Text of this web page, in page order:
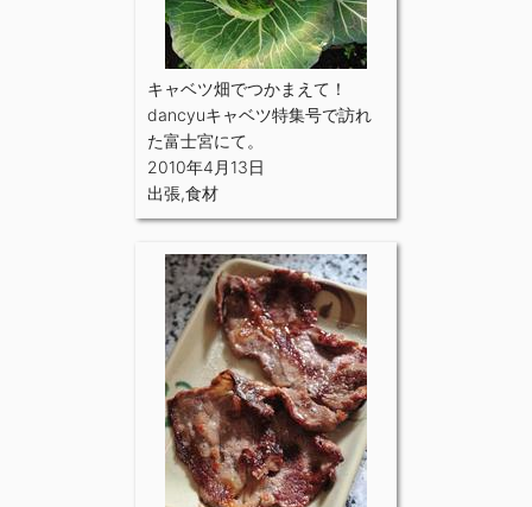
キャベツ畑でつかまえて！
dancyuキャベツ特集号で訪れ
た富士宮にて。
2010年4月13日
出張,食材